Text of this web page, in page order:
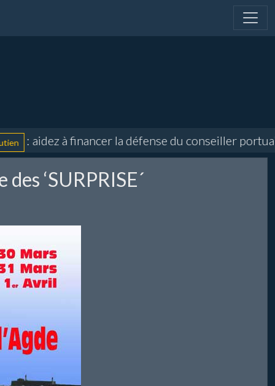
: aidez à financer la défense du conseiller
‘SURPRISE´